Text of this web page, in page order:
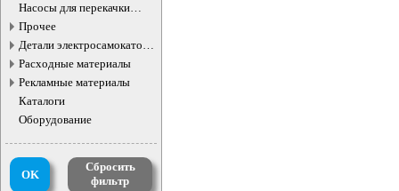
Насосы для перекачки
жидкостей
Прочее
Детали электросамокатов и
электротранспорта
Расходные материалы
Рекламные материалы
Каталоги
Оборудование
OK
Сбросить
фильтр